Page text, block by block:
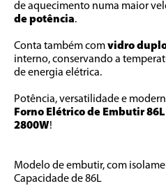
de aquecimento numa maior
de potência.
Conta também com vidro
interno, conservando a
de energia elétrica.
Forno Elétrico de Embutir
2800W!
Modelo de embutir, com
Capacidade de 86L